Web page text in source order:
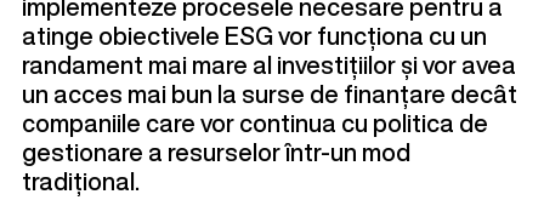
atinge obiectivele ESG vor funcționa cu un
randament mai mare al investițiilor și vor avea
un acces mai bun la surse de finanțare decât
companiile care vor continua cu politica de
gestionare a resurselor într-un mod
tradițional.